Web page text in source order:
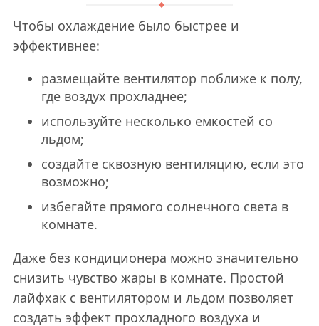
Чтобы охлаждение было быстрее и
эффективнее:
размещайте вентилятор поближе к полу,
где воздух прохладнее;
используйте несколько емкостей со
льдом;
создайте сквозную вентиляцию, если это
возможно;
избегайте прямого солнечного света в
комнате.
Даже без кондиционера можно значительно
снизить чувство жары в комнате. Простой
лайфхак с вентилятором и льдом позволяет
создать эффект прохладного воздуха и